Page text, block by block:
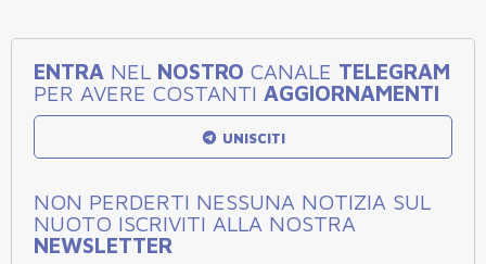
ENTRA NEL NOSTRO CANALE TELEGRAM
PER AVERE COSTANTI AGGIORNAMENTI
UNISCITI
NON PERDERTI NESSUNA NOTIZIA SUL
NUOTO ISCRIVITI ALLA NOSTRA
NEWSLETTER